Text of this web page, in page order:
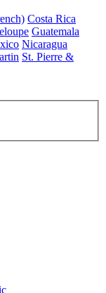
Costa Rica
Guatemala
Nicaragua
St. Pierre &